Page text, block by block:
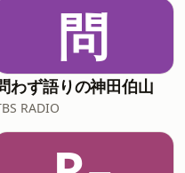
問
わず語りの神田伯山
RADIO